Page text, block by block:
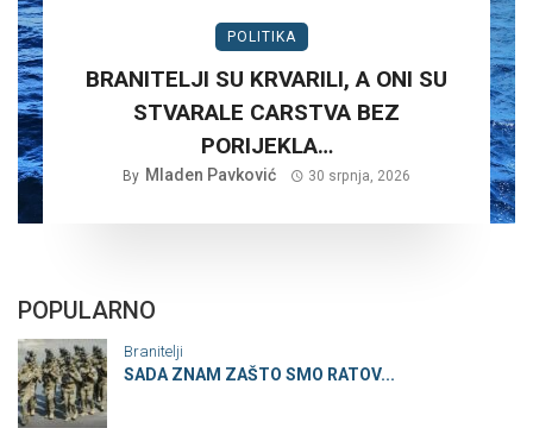
POLITIKA
BRANITELJI SU KRVARILI, A ONI SU
STVARALE CARSTVA BEZ
PORIJEKLA…
By Mladen Pavković 30 srpnja, 2026
POPULARNO
Branitelji
SADA ZNAM ZAŠTO SMO RATOV...